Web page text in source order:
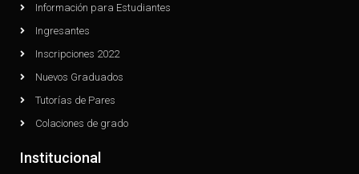
Información para Estudiantes
Ingresantes
Inscripciones 2022
Nuevos Graduados
Tutorías de Pares
Colaciones de grado
Institucional